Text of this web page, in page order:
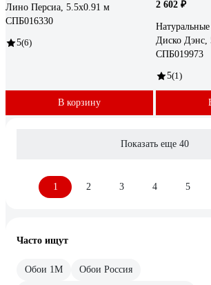
Лино Персиа, 5.5x0.91 м
СПБ016330
5(6)
В корзину
2 602 ₽
Диско Дэнс,
СПБ019973
5(1)
Показать еще 40
1 2 3 4 5
Часто ищут
Обои 1М Обои Россия